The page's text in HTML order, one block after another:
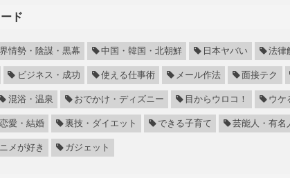
ド
情勢・陰謀・黒幕 中国・韓国・北朝鮮 日本ヤバい 法律
ビジネス・成功 使える仕事術 メール作法 面接テク
混浴・温泉 おでかけ・ディズニー 目からウロコ！ ウケ
恋愛・結婚 裏技・ダイエット できる子育て 芸能人・有名
メが好き ガジェット